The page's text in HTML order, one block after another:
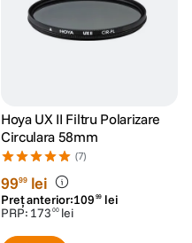
Hoya UX II Filtru Polarizare
Circulara 58mm
(7)
9999 lei
Preț anterior:109 99 lei
PRP: 173 00 lei